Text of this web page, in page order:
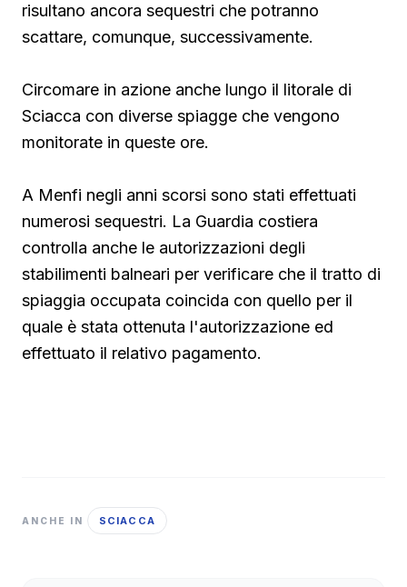
risultano ancora sequestri che potranno
scattare, comunque, successivamente.
Circomare in azione anche lungo il litorale di
Sciacca con diverse spiagge che vengono
monitorate in queste ore.
A Menfi negli anni scorsi sono stati effettuati
numerosi sequestri. La Guardia costiera
controlla anche le autorizzazioni degli
stabilimenti balneari per verificare che il tratto di
spiaggia occupata coincida con quello per il
quale è stata ottenuta l'autorizzazione ed
effettuato il relativo pagamento.
ANCHE IN SCIACCA